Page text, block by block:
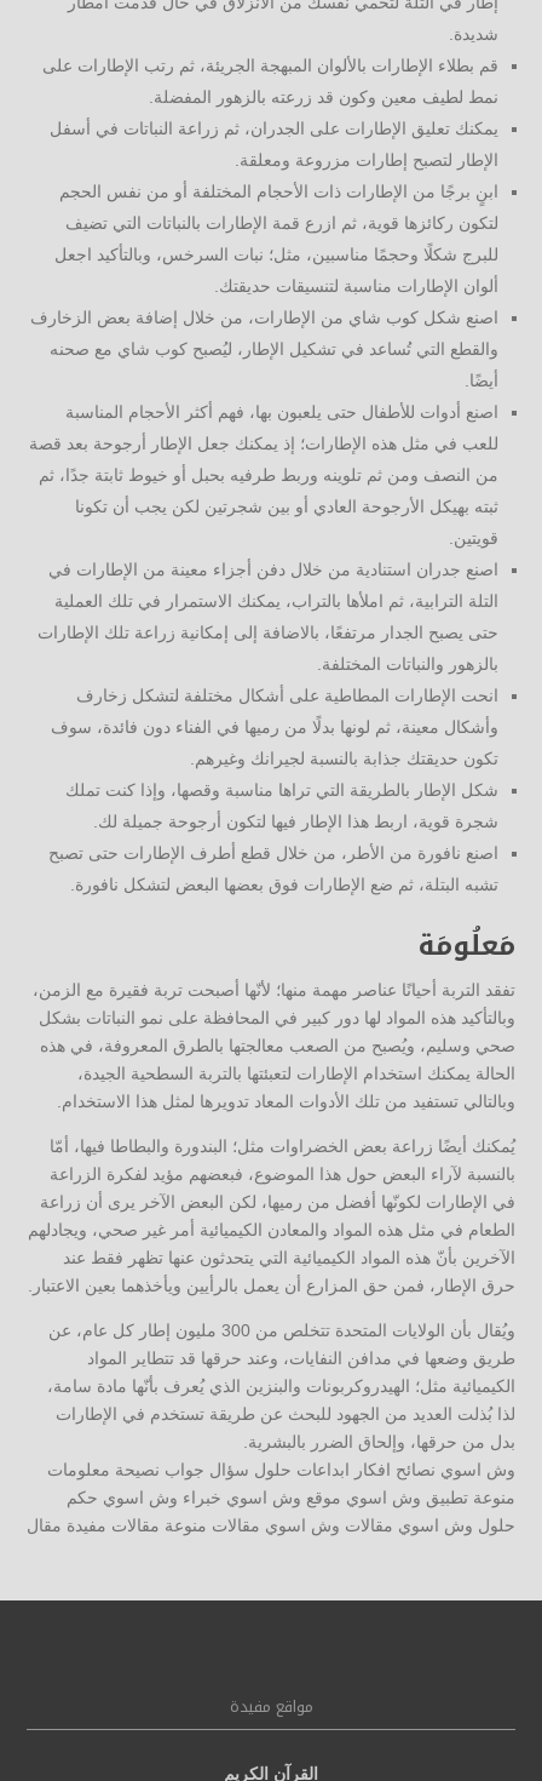
شديدة.
قم بطلاء الإطارات بالألوان المبهجة الجريئة، ثم رتب الإطارات على
نمط لطيف معين وكون قد زرعته بالزهور المفضلة.
يمكنك تعليق الإطارات على الجدران، ثم زراعة النباتات في أسفل
الإطار لتصبح إطارات مزروعة ومعلقة.
ابنٍ برجًا من الإطارات ذات الأحجام المختلفة أو من نفس الحجم
لتكون ركائزها قوية، ثم ازرع قمة الإطارات بالنباتات التي تضيف
للبرج شكلًا وحجمًا مناسبين، مثل؛ نبات السرخس، وبالتأكيد اجعل
ألوان الإطارات مناسبة لتنسيقات حديقتك.
اصنع شكل كوب شاي من الإطارات، من خلال إضافة بعض الزخارف
والقطع التي تُساعد في تشكيل الإطار، ليُصبح كوب شاي مع صحنه
أيضًا.
اصنع أدوات للأطفال حتى يلعبون بها، فهم أكثر الأحجام المناسبة
للعب في مثل هذه الإطارات؛ إذ يمكنك جعل الإطار أرجوحة بعد قصة
من النصف ومن ثم تلوينه وربط طرفيه بحبل أو خيوط ثابتة جدًا، ثم
ثبته بهيكل الأرجوحة العادي أو بين شجرتين لكن يجب أن تكونا
قويتين.
اصنع جدران استنادية من خلال دفن أجزاء معينة من الإطارات في
التلة الترابية، ثم املأها بالتراب، يمكنك الاستمرار في تلك العملية
حتى يصبح الجدار مرتفعًا، بالاضافة إلى إمكانية زراعة تلك الإطارات
بالزهور والنباتات المختلفة.
انحت الإطارات المطاطية على أشكال مختلفة لتشكل زخارف
وأشكال معينة، ثم لونها بدلًا من رميها في الفناء دون فائدة، سوف
تكون حديقتك جذابة بالنسبة لجيرانك وغيرهم.
شكل الإطار بالطريقة التي تراها مناسبة وقصها، وإذا كنت تملك
شجرة قوية، اربط هذا الإطار فيها لتكون أرجوحة جميلة لك.
اصنع نافورة من الأطر، من خلال قطع أطرف الإطارات حتى تصبح
تشبه البتلة، ثم ضع الإطارات فوق بعضها البعض لتشكل نافورة.
مَعلُومَة
تفقد التربة أحيانًا عناصر مهمة منها؛ لأنّها أصبحت تربة فقيرة مع الزمن،
وبالتأكيد هذه المواد لها دور كبير في المحافظة على نمو النباتات بشكل
صحي وسليم، ويُصبح من الصعب معالجتها بالطرق المعروفة، في هذه
الحالة يمكنك استخدام الإطارات لتعبئتها بالتربة السطحية الجيدة،
وبالتالي تستفيد من تلك الأدوات المعاد تدويرها لمثل هذا الاستخدام.
يُمكنك أيضًا زراعة بعض الخضراوات مثل؛ البندورة والبطاطا فيها، أمّا
بالنسبة لآراء البعض حول هذا الموضوع، فبعضهم مؤيد لفكرة الزراعة
في الإطارات لكونّها أفضل من رميها، لكن البعض الآخر يرى أن زراعة
الطعام في مثل هذه المواد والمعادن الكيميائية أمر غير صحي، ويجادلهم
الآخرين بأنّ هذه المواد الكيميائية التي يتحدثون عنها تظهر فقط عند
حرق الإطار، فمن حق المزارع أن يعمل بالرأيين ويأخذهما بعين الاعتبار.
ويُقال بأن الولايات المتحدة تتخلص من 300 مليون إطار كل عام، عن
طريق وضعها في مدافن النفايات، وعند حرقها قد تتطاير المواد
الكيميائية مثل؛ الهيدروكربونات والبنزين الذي يُعرف بأنّها مادة سامة،
لذا بُذلت العديد من الجهود للبحث عن طريقة تستخدم في الإطارات
بدل من حرقها، وإلحاق الضرر بالبشرية.
وش اسوي نصائح افكار ابداعات حلول سؤال جواب نصيحة معلومات
منوعة تطبيق وش اسوي موقع وش اسوي خبراء وش اسوي حكم
حلول وش اسوي مقالات وش اسوي مقالات منوعة مقالات مفيدة مقال
مواقع مفيدة
القرآن الكريم